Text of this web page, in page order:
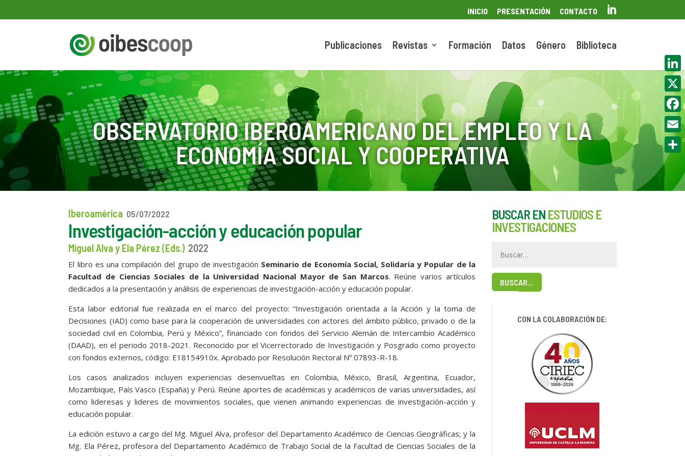
INICIO PRESENTACIÓN CONTACTO 
Publicaciones Revistas Formación Datos Género Biblioteca
OBSERVATORIO IBEROAMERICANO DEL EMPLEO Y LA
ECONOMÍA SOCIAL Y COOPERATIVA
Iberoamérica 05/07/2022
Investigación-acción y educación popular
Miguel Alva y Ela Pérez (Eds.) 2022
El libro es una compilación del grupo de investigación Seminario de Economía Social, Solidaria y Popular de la
Facultad de Ciencias Sociales de la Universidad Nacional Mayor de San Marcos. Reúne varios artículos
dedicados a la presentación y análisis de experiencias de investigación-acción y educación popular.
Esta labor editorial fue realizada en el marco del proyecto: “Investigación orientada a la Acción y la toma de
Decisiones (IAD) como base para la cooperación de universidades con actores del ámbito público, privado o de la
sociedad civil en Colombia, Perú y México”, financiado con fondos del Servicio Alemán de Intercambio Académico
(DAAD), en el periodo 2018-2021. Reconocido por el Vicerrectorado de Investigación y Posgrado como proyecto
con fondos externos, código: E18154910x. Aprobado por Resolución Rectoral Nº 07893-R-18.
Los casos analizados incluyen experiencias desenvueltas en Colombia, México, Brasil, Argentina, Ecuador,
Mozambique, País Vasco (España) y Perú. Reúne aportes de académicas y académicos de varias universidades, así
como lideresas y lideres de movimientos sociales, que vienen animando experiencias de investigación-acción y
educación popular.
La edición estuvo a cargo del Mg. Miguel Alva, profesor del Departamento Académico de Ciencias Geográficas; y la
Mg. Ela Pérez, profesora del Departamento Académico de Trabajo Social de la Facultad de Ciencias Sociales de la
BUSCAR EN ESTUDIOS E
INVESTIGACIONES
BUSCAR…
CON LA COLABORACIÓN DE:
X
Email